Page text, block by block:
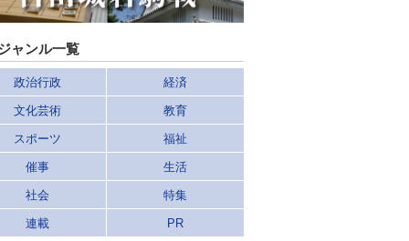
ャンル一覧
政治行政 経済
文化芸術 教育
スポーツ 福祉
催事 生活
社会 特集
連載 PR